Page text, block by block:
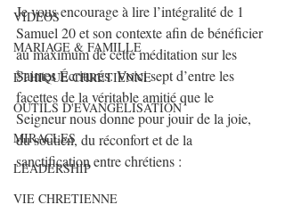
VIDEOS
MARIAGE & FAMILLE
ÉTHIQUE CHRÉTIENNE
OUTILS D'EVANGELISATION
MIRACLES
LEADERSHIP
VIE CHRETIENNE
Je vous encourage à lire l’intégralité de 1
Samuel 20 et son contexte afin de bénéficier
au maximum de cette méditation sur les
Saintes Écritures. Voici sept d’entre les
facettes de la véritable amitié que le
Seigneur nous donne pour jouir de la joie,
du soutien, du réconfort et de la
sanctification entre chrétiens :